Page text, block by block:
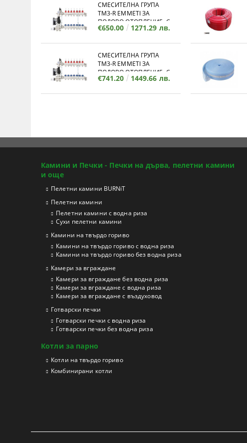
СМЕСИТЕЛНА ГРУПА
TM3-R EMMETI ЗА
ПОДОВО ОТОПЛЕНИЕ, С
КОЛЕКТОР - 12 ИЗВОДА
€650.00 1271.29 лв.
СМЕСИТЕЛНА ГРУПА
TM3-R EMMETI ЗА
ПОДОВО ОТОПЛЕНИЕ, С
КОЛЕКТОР - 11 ИЗВОДА
€741.20 1449.66 лв.
Камини и Печки - Печки на дърва, пелетни камини
и още
Пелетни камини BURNiT
Пелетни камини
Пелетни камини с водна риза
Сухи пелетни камини
Камини на твърдо гориво
Камини на твърдо гориво с водна риза
Камини на твърдо гориво без водна риза
Камери за вграждане
Камери за вграждане без водна риза
Камери за вграждане с водна риза
Камери за вграждане с въздуховод
Готварски печки
Готварски печки с водна риза
Готварски печки без водна риза
Котли за парно
Котли на твърдо гориво
Kомбинирани котли